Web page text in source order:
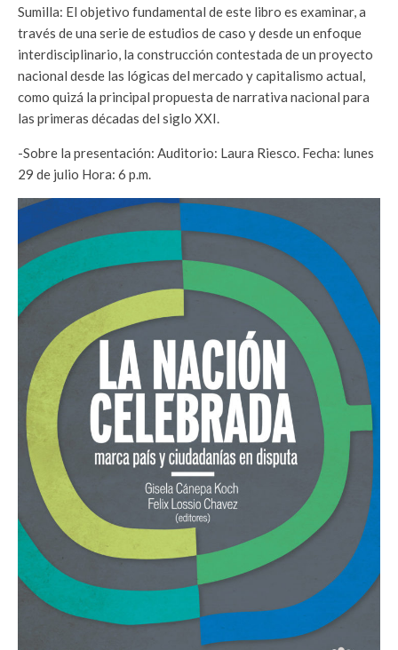
Sumilla: El objetivo fundamental de este libro es examinar, a
través de una serie de estudios de caso y desde un enfoque
interdisciplinario, la construcción contestada de un proyecto
nacional desde las lógicas del mercado y capitalismo actual,
como quizá la principal propuesta de narrativa nacional para
las primeras décadas del siglo XXI.
-Sobre la presentación: Auditorio: Laura Riesco. Fecha: lunes
29 de julio Hora: 6 p.m.